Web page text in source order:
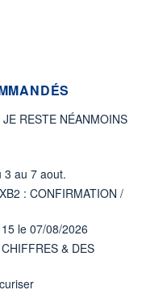
RESTE NÉANMOINS
3 au 7 aout.
: CONFIRMATION /
le 07/08/2026
& DES